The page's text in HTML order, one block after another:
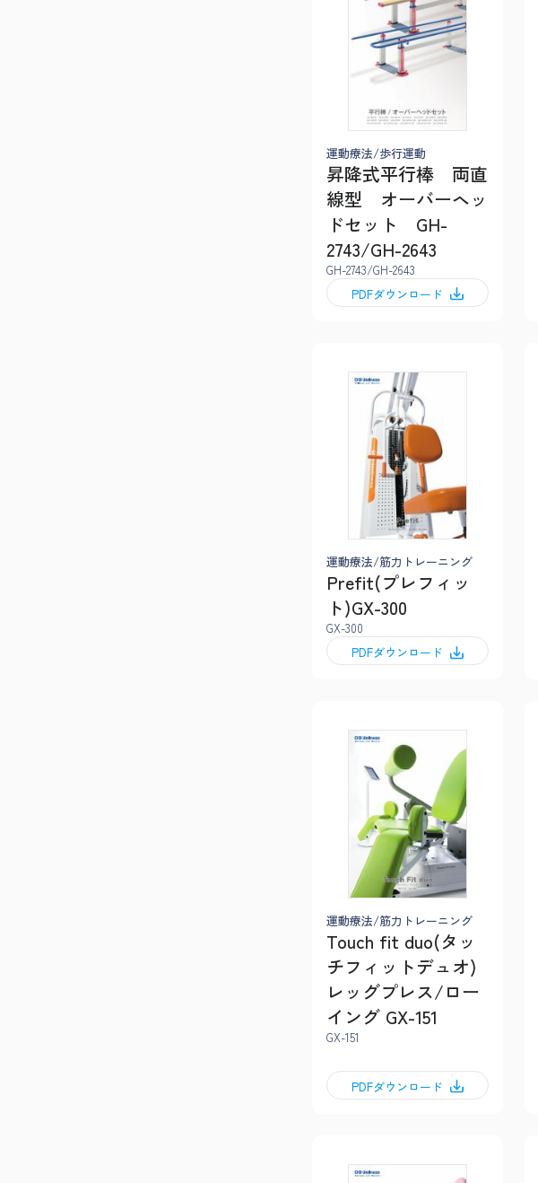
運動療法/歩行運動
昇降式平行棒 両直
線型 オーバーヘッ
ドセット GH-
2743/GH-2643
GH-2743/GH-2643
PDFダウンロード
運動療法/筋力トレーニング
Prefit(プレフィッ
ト)GX-300
GX-300
PDFダウンロード
運動療法/筋力トレーニング
Touch fit duo(タッ
チフィットデュオ)
レッグプレス/ロー
イング GX-151
GX-151
PDFダウンロード